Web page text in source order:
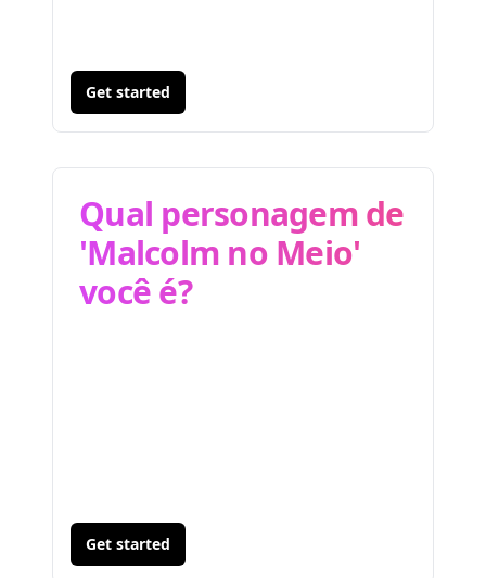
Get started
Qual personagem de
'Malcolm no Meio'
você é?
Get started